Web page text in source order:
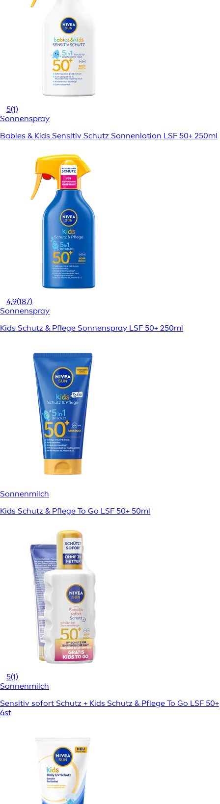
5(1)
Sonnenspray
Babies & Kids Sensitiv Schutz Sonnenlotion LSF 50+ 250ml
4,9(187)
Sonnenspray
Kids Schutz & Pflege Sonnenspray LSF 50+ 250ml
Sonnenmilch
Kids Schutz & Pflege To Go LSF 50+ 50ml
5(1)
Sonnenmilch
Sensitiv sofort Schutz + Kids Schutz & Pflege To Go LSF 50+
6st